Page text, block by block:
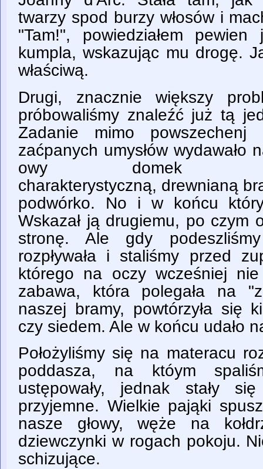
twarzy spod burzy włosów i
"Tam!", powiedziałem
kumpla, wskazując mu drogę.
właściwą.
Drugi, znacznie większy
próbowaliśmy znaleźć już tą
Zadanie mimo
zaćpanych umysłów wydawało
owy domek
charakterystyczną, drewnianą
podwórko. No i w końcu
Wskazał ją drugiemu, po czym
stronę. Ale gdy
rozpływała i staliśmy przed
którego na oczy wcześniej
zabawa, która polegała na
naszej bramy, powtórzyła się
czy siedem. Ale w końcu udało
Położyliśmy się na materacu
poddasza, na któym
ustępowały, jednak stały
przyjemne. Wielkie pająki
nasze głowy, węże na
dziewczynki w rogach pokoju.
schizujące.